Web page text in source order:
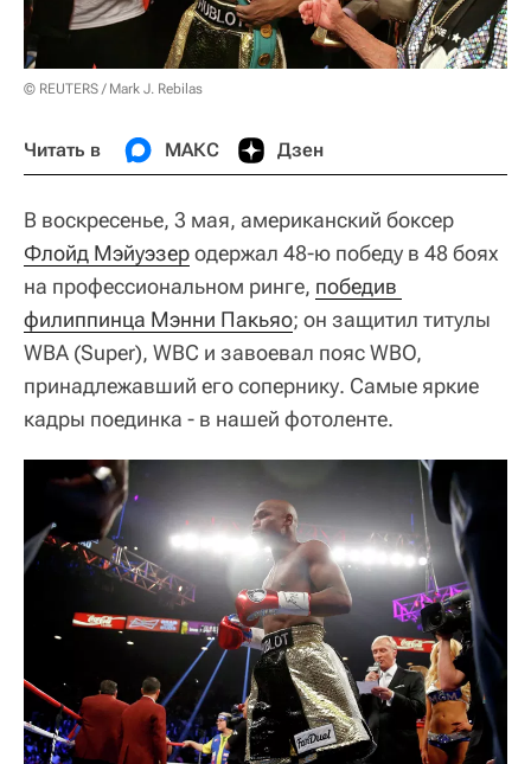
© REUTERS / Mark J. Rebilas
Читать в МАКС Дзен
В воскресенье, 3 мая, американский боксер
Флойд Мэйуэзеродержал 48-ю победу в 48 боях
на профессиональном ринге, победив
филиппинца Мэнни Пакьяо; он защитил титулы
WBA (Super), WBC и завоевал пояс WBO,
принадлежавший его сопернику. Самые яркие
кадры поединка - в нашей фотоленте.